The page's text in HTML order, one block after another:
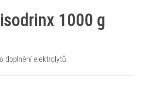
1000 g
doplnění elektrolytů.